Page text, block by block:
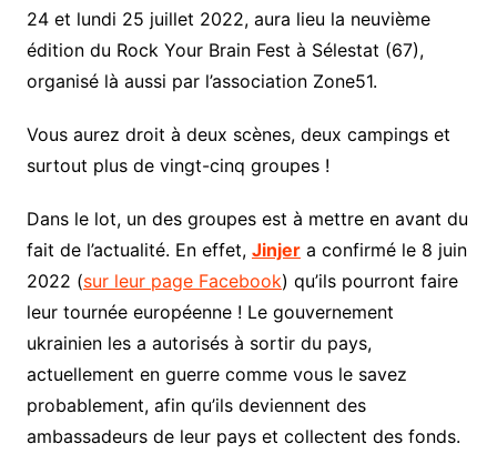
24 et lundi 25 juillet 2022, aura lieu la neuvième
édition du Rock Your Brain Fest à Sélestat (67),
organisé là aussi par l’association Zone51.
Vous aurez droit à deux scènes, deux campings et
surtout plus de vingt-cinq groupes !
Dans le lot, un des groupes est à mettre en avant du
fait de l’actualité. En effet, Jinjera confirmé le 8 juin
2022 (sur leur page Facebook) qu’ils pourront faire
leur tournée européenne ! Le gouvernement
ukrainien les a autorisés à sortir du pays,
actuellement en guerre comme vous le savez
probablement, afin qu’ils deviennent des
ambassadeurs de leur pays et collectent des fonds.